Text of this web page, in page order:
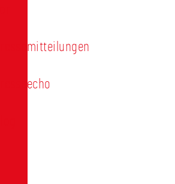
Pressemitteilungen
Presseecho